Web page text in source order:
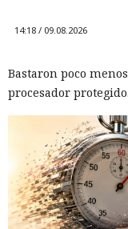
14:18 / 09.08.2026
Bastaron poco
procesador protegido.